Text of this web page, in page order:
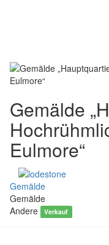
Gemälde
Eulmore“
Gemälde
Gemälde
Andere
Verkauf